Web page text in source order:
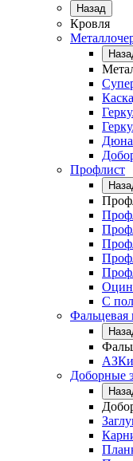
Назад
Кровля
Дюна
Профлист
С
Фальцевая
Доборные